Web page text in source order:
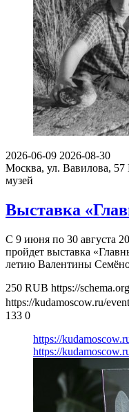
2026-06-09 2026-08-30
Москва, ул. Вавилова, 57
музей
Выставка
С 9 июня по 30 августа
пройдет выставка
летию Валентины
250 RUB https://
https://kudamoscow.ru/
133 0
https://
https://